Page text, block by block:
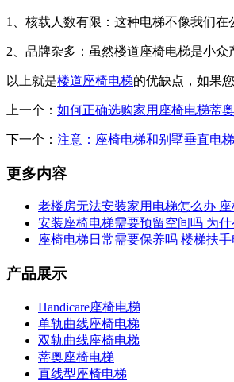
1、核载人数有限：这种电梯不像我们
2、品牌杂多：虽然楼道座椅电梯是小
以上就是楼道座椅电梯的优缺点，如果
上一个： 如何正确选购家用座椅电梯蒂
下一个： 注意：座椅电梯和别墅垂直电
更多内容
老楼房无法安装家用电梯怎么办
安装座椅电梯需要预留空间吗 为
座椅电梯日常需要保养吗 楼梯扶
产品展示
Handicare座椅电梯
单轨曲线座椅电梯
双轨曲线座椅电梯
蒂奥座椅电梯
直线型座椅电梯